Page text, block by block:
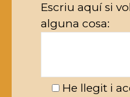
Escriu aquí si
alguna cosa:
He llegit i